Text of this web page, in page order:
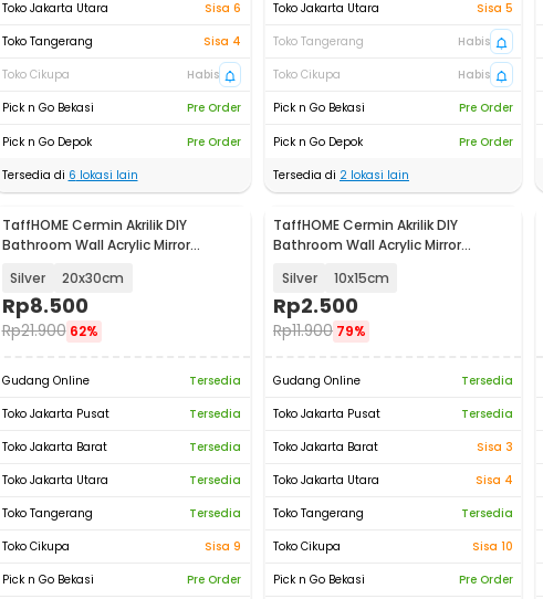
Toko Jakarta Utara
Sisa 6
Toko Tangerang
Sisa 4
Toko Cikupa
Habis
Pick n Go Bekasi
Pre Order
Pick n Go Depok
Pre Order
Tersedia di 6 lokasi lain
Toko Jakarta Utara
Sisa 5
Toko Tangerang
Habis
Toko Cikupa
Habis
Pick n Go Bekasi
Pre Order
Pick n Go Depok
Pre Order
Tersedia di 2 lokasi lain
TaffHOME Cermin Akrilik DIY
Bathroom Wall Acrylic Mirror
Silver 20x30cm
Rp8.500
Rp21.900 62%
Gudang Online
Tersedia
Toko Jakarta Pusat
Tersedia
Toko Jakarta Barat
Tersedia
Toko Jakarta Utara
Tersedia
Toko Tangerang
Tersedia
Toko Cikupa
Sisa 9
Pick n Go Bekasi
Pre Order
TaffHOME Cermin Akrilik DIY
Bathroom Wall Acrylic Mirror
Silver 10x15cm
Rp2.500
Rp11.900 79%
Gudang Online
Tersedia
Toko Jakarta Pusat
Tersedia
Toko Jakarta Barat
Sisa 3
Toko Jakarta Utara
Sisa 4
Toko Tangerang
Tersedia
Toko Cikupa
Sisa 10
Pick n Go Bekasi
Pre Order